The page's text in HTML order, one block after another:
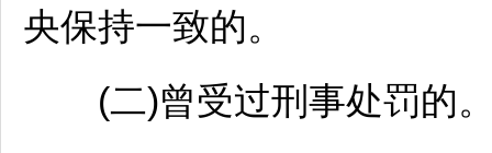
央保持一致的。
(二)曾受过刑事处罚的